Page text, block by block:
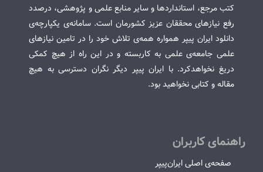
کتب مرجع، استانداردها و سایر منابع علمی و پژوهشی، درصدد
رفع نیازهای محققان عزیز کشورمان است. سامانه‌ی یکپارچه‌ی
دانلود ایران پیپر همواره همه‌ی تلاش خود را در تامین نیازهای
علمی جامعه‌ی علمی به کاربسته و در این راه از هیچ کمکی
دریغ نخواهدکرد. با ایران پیپر دیگر نگران دسترسی به هیچ
مقاله و کتابی نخواهید بود.
راهنمای کاربران
صفحه‌ی اصلی ایران‌پیپر